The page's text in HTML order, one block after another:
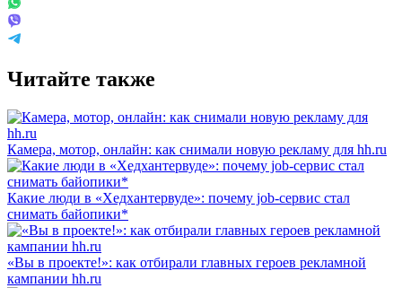
Читайте также
Камера, мотор, онлайн: как снимали новую рекламу для hh.ru
Какие люди в «Хедхантервуде»: почему job-сервис стал
снимать байопики*
«Вы в проекте!»: как отбирали главных героев рекламной
кампании hh.ru